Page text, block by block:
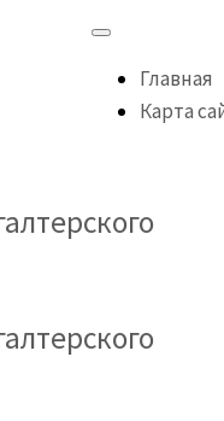
Главная
Карта